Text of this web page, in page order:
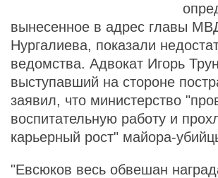
вынесенное в адрес главы
Нургалиева, показали
ведомства. Адвокат Игорь
выступавший на стороне
заявил, что министерство
воспитательную работу и
карьерный рост" майора-
"Евсюков весь обвешан